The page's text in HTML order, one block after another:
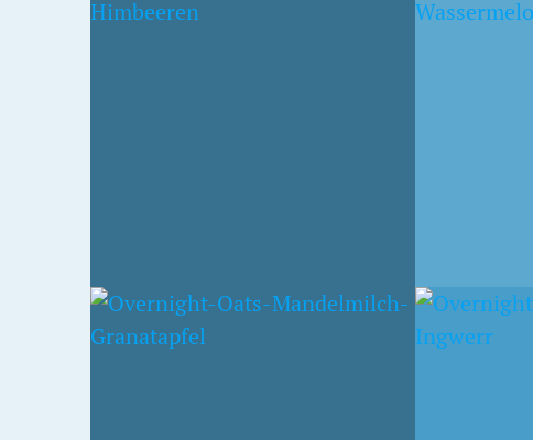
OVERNIGHT OATS MIT
FRISCHE
8. MÄRZ 2015
ERDBEER-INGWER OATS
16.